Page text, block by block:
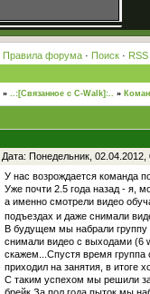
Правила форума· Поиск· RSS
» ..:[Связанное с C-Walk]:.. »
Дата: Понедельник,
У нас возрождается команда
Уже почти 2.5 года назад - я,
а именно смотрели видео
подъездах и даже снимали
В будущем мы набрали группу
снимали видео с выходами (6
скажем...Спустя время группа
приходил на занятия, в итоге
С таким успехом мы решили